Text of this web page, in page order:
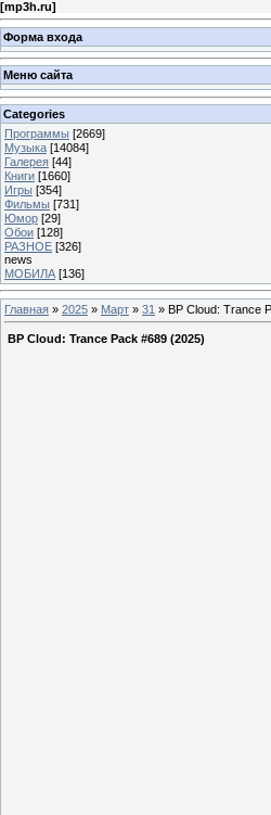
[mp3h.ru]
Форма входа
Меню сайта
Categories
Программы [2669]
Музыка [14084]
Галерея [44]
Книги [1660]
Игры [354]
Фильмы [731]
Юмор [29]
Обои [128]
РАЗНОЕ [326]
news
МОБИЛА [136]
Главная » 2025 » Март » 31 » BP Cloud: Trance
BP Cloud: Trance Pack #689 (2025)